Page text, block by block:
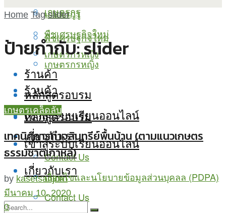
เกษตรกูรู
พืชเศรษฐกิจใหม่
เกษตรกรหญิง
ร้านค้า
หลักสูตรอบรม
เข้าสู่ระบบเรียนออนไลน์
เกี่ยวกับเรา
Contact Us
เกษตรกูรู
พืชเศรษฐกิจใหม่
เกษตรกรหญิง
ร้านค้า
หลักสูตรอบรม
เข้าสู่ระบบเรียนออนไลน์
เกี่ยวกับเรา
Contact Us
เงื่อนไขและนโยบายข้อมูลส่วนบุคลล (PDPA)
Home Tag slider
ป้ายกำกับ:slider
เกษตรเคล็ดลับ
เทคนิคการทำจุลินทรีย์พื้นบ้าน (ตามแนวเกษตร
ธรรมชาติเกาหลี)
by kasetsanjorn
มีนาคม 10, 2020
0